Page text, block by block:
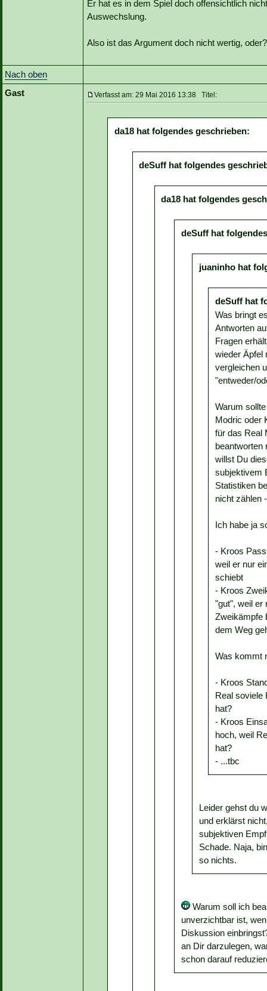
Er hat es in dem Spiel doch offensichtlich
Auswechslung.
Also ist das Argument doch nicht wertig, oder?
Nach oben
Gast
Verfasst am: 29 Mai 2016 13:38 Titel:
da18 hat folgendes geschrieben:
deSuff hat folgendes
da18 hat folgendes
deSuff hat
juaninho hat
deSuff hat
Was bringt
Antworten
Fragen
wieder Äpfel
vergleichen
"entweder/
Warum
Modric oder
für das Real
beantworten
willst Du
subjektivem
Statistiken
nicht zählen
Ich habe ja
- Kroos
weil er nur
schiebt
- Kroos
"gut", weil er
Zweikämpfe
dem Weg
Was kommt
- Kroos
Real soviele
hat?
- Kroos
hoch, weil
hat?
- ...tbc
Leider gehst du
und erklärst
subjektiven
Schade. Naja,
so nichts.
Warum soll ich
unverzichtbar ist,
Diskussion
an Dir darzulegen,
schon darauf